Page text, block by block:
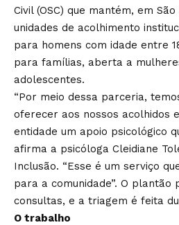
Civil (OSC) que mantém, em
unidades de acolhimento
para homens com idade entre
para famílias, aberta a
adolescentes.
“Por meio dessa parceria,
oferecer aos nossos acolhidos
entidade um apoio psicológico
afirma a psicóloga Cleidiane
Inclusão. “Esse é um serviço
para a comunidade”. O plantão
consultas, e a triagem é feita
O trabalho